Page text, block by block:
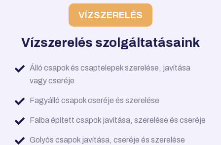
VÍZSZERELÉS
Vízszerelés szolgáltatásaink
Álló csapok és csaptelepek szerelése, javítása
vagy cseréje
Fagyálló csapok cseréje és szerelése
Falba épített csapok javítása, szerelése és cseréje
Golyós csapok javítása, cseréje és szerelése